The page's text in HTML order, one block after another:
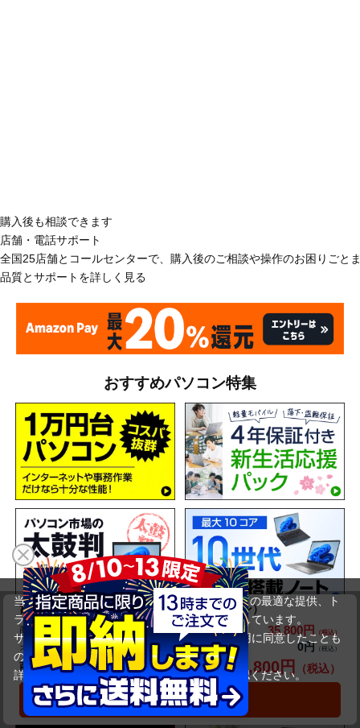
富士通 LIFEBOOK A5510/F（訳ありパソコン）
商品価格(税込) 35,800円
44,800円
オプション小計価格(税込)
0円
商品合計価格(税込)
35,800円
カートに入れる
購入後も相談できます
店舗・電話サポート
全国25店舗とコールセンターで、購入後のご相談や操作のお困りごと
品質とサポートを詳しく見る
おすすめパソコン特集
当サイトでは利用体験の向上およびコンテンツの最適な提供、ト
ラフィックの分析を目的としてCookieを使用しています。
サイトの閲覧を継続された場合、Cookieの利用に同意したことも
のといたします。
詳細については
プライバシーポリシーをご確認ください。
承諾する